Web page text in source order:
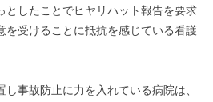
としたことでヒヤリハット報告を要求
を受けることに抵抗を感じている看護
事故防止に力を入れている病院は、